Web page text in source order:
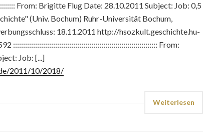
From: Brigitte Flug Date: 28.10.2011 Subject: Job: 0,5
(Univ. Bochum) Ruhr-Universität Bochum,
18.11.2011 http://hsozkult.geschichte.hu-
:::::::::::::::::::::::::::::::::::::::::::::::::::::::::::::::::::::::: From:
Job: [...]
2011/10/2018/
Weiterlesen